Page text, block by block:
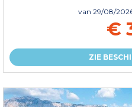
van 29/08/
€
ZIE